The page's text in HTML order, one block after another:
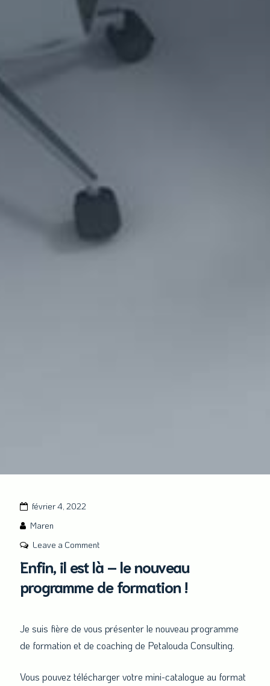
février 4, 2022
Maren
Leave a Commenton
Enfin,
il
est
nouveau
programme
formation
Enfin, il est là – le nouveau
programme de formation !
Je suis fière de vous présenter le nouveau programme
de formation et de coaching de Petalouda Consulting.
Vous pouvez télécharger votre mini-catalogue au format